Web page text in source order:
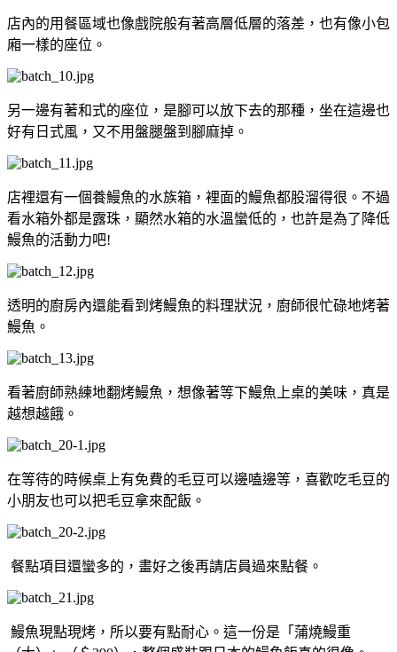
店內的用餐區域也像戲院般有著高層低層的落差，也有像小包
廂一樣的座位。
另一邊有著和式的座位，是腳可以放下去的那種，坐在這邊也
好有日式風，又不用盤腿盤到腳麻掉。
店裡還有一個養鰻魚的水族箱，裡面的鰻魚都股溜得很。不過
看水箱外都是露珠，顯然水箱的水溫蠻低的，也許是為了降低
鰻魚的活動力吧!
透明的廚房內還能看到烤鰻魚的料理狀況，廚師很忙碌地烤著
鰻魚。
看著廚師熟練地翻烤鰻魚，想像著等下鰻魚上桌的美味，真是
越想越餓。
在等待的時候桌上有免費的毛豆可以邊嗑邊等，喜歡吃毛豆的
小朋友也可以把毛豆拿來配飯。
餐點項目還蠻多的，畫好之後再請店員過來點餐。
鰻魚現點現烤，所以要有點耐心。這一份是「蒲燒鰻重